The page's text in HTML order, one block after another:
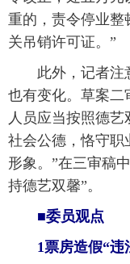
重的，责令停业整
关吊销许可证。”
此外，记者注意
也有变化。草案二
人员应当按照德
社会公德，恪守职
形象。”在三审稿
持德艺双馨”。
■委员观点
1票房造假“违